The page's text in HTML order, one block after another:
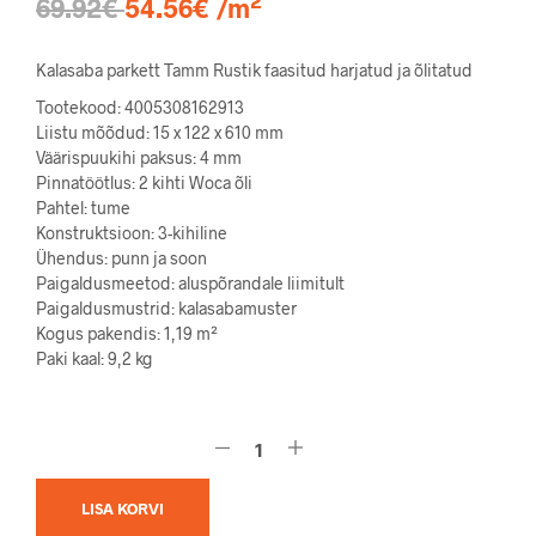
69.92€54.56€ /m
Kalasaba parkett Tamm Rustik faasitud harjatud ja õlitatud
Tootekood: 4005308162913
Liistu mõõdud: 15 x 122 x 610 mm
Väärispuukihi paksus: 4 mm
Pinnatöötlus: 2 kihti Woca õli
Pahtel: tume
Konstruktsioon: 3-kihiline
Ühendus: punn ja soon
Paigaldusmeetod: aluspõrandale liimitult
Paigaldusmustrid: kalasabamuster
Kogus pakendis: 1,19 m²
Paki kaal: 9,2 kg
LISA KORVI